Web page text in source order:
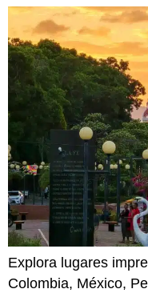
Explora lugares
Colombia, México,